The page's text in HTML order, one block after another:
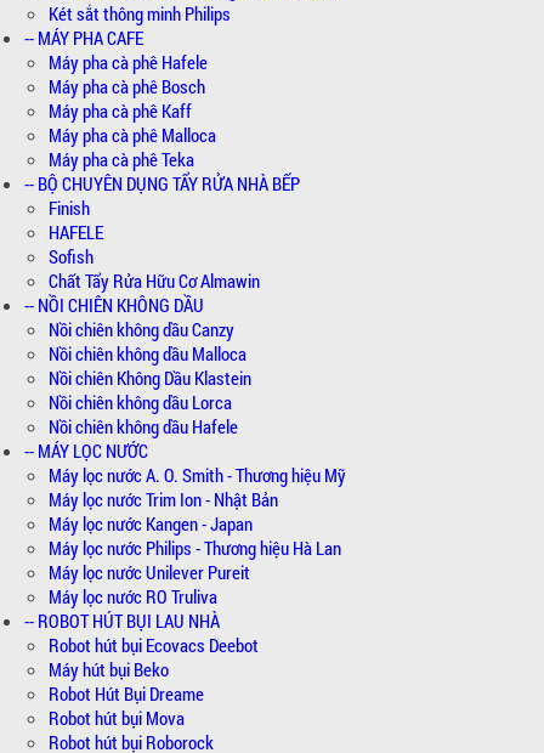
Két sắt thông minh Philips
-- MÁY PHA CAFE
Máy pha cà phê Hafele
Máy pha cà phê Bosch
Máy pha cà phê Kaff
Máy pha cà phê Malloca
Máy pha cà phê Teka
-- BỘ CHUYÊN DỤNG TẨY RỬA NHÀ BẾP
Finish
HAFELE
Sofish
Chất Tẩy Rửa Hữu Cơ Almawin
-- NỒI CHIÊN KHÔNG DẦU
Nồi chiên không dầu Canzy
Nồi chiên không dầu Malloca
Nồi chiên Không Dầu Klastein
Nồi chiên không dầu Lorca
Nồi chiên không dầu Hafele
-- MÁY LỌC NƯỚC
Máy lọc nước A. O. Smith - Thương hiệu Mỹ
Máy lọc nước Trim Ion - Nhật Bản
Máy lọc nước Kangen - Japan
Máy lọc nước Philips - Thương hiệu Hà Lan
Máy lọc nước Unilever Pureit
Máy lọc nước RO Truliva
-- ROBOT HÚT BỤI LAU NHÀ
Robot hút bụi Ecovacs Deebot
Máy hút bụi Beko
Robot Hút Bụi Dreame
Robot hút bụi Mova
Robot hút bụi Roborock